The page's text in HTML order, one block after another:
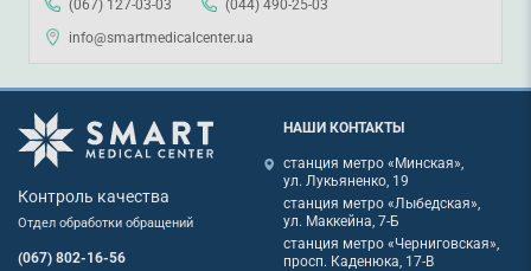
(067) 127-03-03
(044) 490-25-03
info@smartmedicalcenter.ua
Контроль качества
Отдел обработки обращений
(067) 802-16-56
НАШИ КОНТАКТЫ
станция метро «Минская»,
ул. Лукьяненко, 19
станция метро «Лыбедская»,
ул. Маккейна, 7-Б
станция метро «Черниговская»,
просп. Каденюка, 17-В